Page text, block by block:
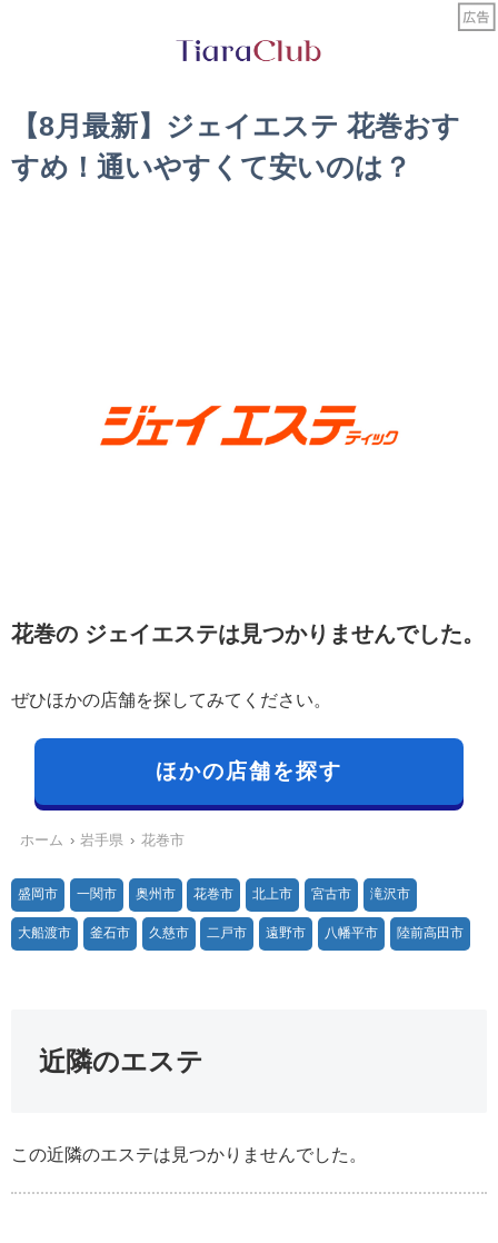
【8月最新】ジェイエステ 花巻おす
すめ！通いやすくて安いのは？
花巻の ジェイエステは見つかりませんでした。
ぜひほかの店舗を探してみてください。
ほかの店舗を探す
ホーム 岩手県 花巻市
盛岡市 一関市 奥州市 花巻市 北上市 宮古市 滝沢市
大船渡市 釜石市 久慈市 二戸市 遠野市 八幡平市 陸前高田市
近隣のエステ
この近隣のエステは見つかりませんでした。